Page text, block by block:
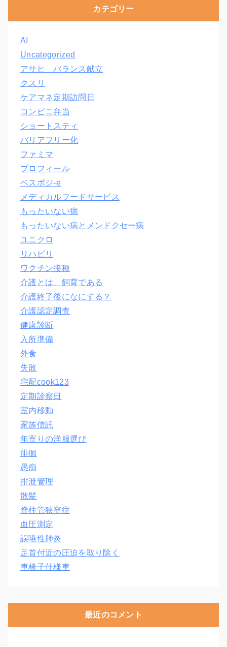
カテゴリー
AI
Uncategorized
アサヒ バランス献立
クスリ
ケアマネ定期訪問日
コンビニ弁当
ショートスティ
バリアフリー化
ファミマ
プロフィール
ベスポジ-e
メディカルフードサービス
もったいない病
もったいない病とメンドクセー病
ユニクロ
リハビリ
ワクチン接種
介護とは、飼育である
介護終了後になにする？
介護認定調査
健康診断
入所準備
外食
失敗
宅配cook123
定期診察日
室内移動
家族信託
年寄りの洋服選び
徘徊
愚痴
排泄管理
散髪
脊柱管狭窄症
血圧測定
誤嚥性肺炎
足首付近の圧迫を取り除く
車椅子仕様車
最近のコメント